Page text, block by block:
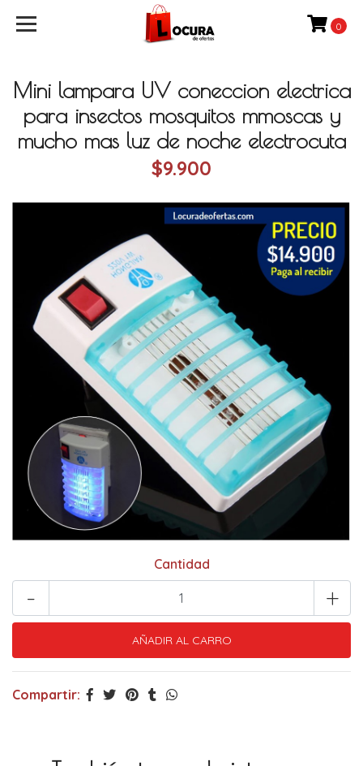
0
Mini lampara UV coneccion electrica
para insectos mosquitos mmoscas y
mucho mas luz de noche electrocuta
$9.900
Cantidad
+
-
Compartir: